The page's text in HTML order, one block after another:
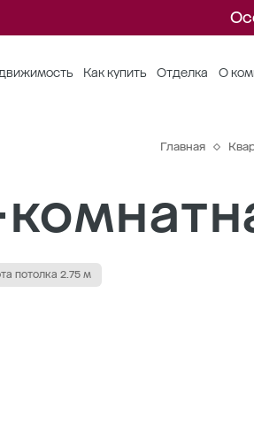
Как купить Отделка О
Главная
потолка 2.75 м